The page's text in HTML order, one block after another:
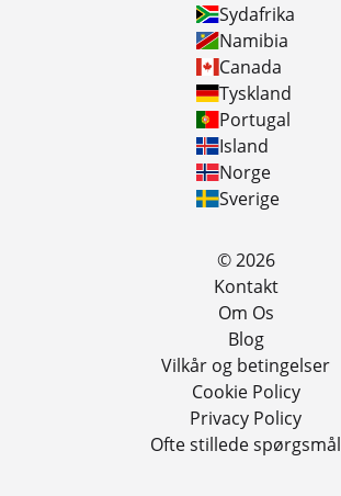
Sydafrika
Namibia
Canada
Tyskland
Portugal
Island
Norge
Sverige
© 2026
Kontakt
Om Os
Blog
Vilkår og betingelser
Cookie Policy
Privacy Policy
Ofte stillede spørgsmål